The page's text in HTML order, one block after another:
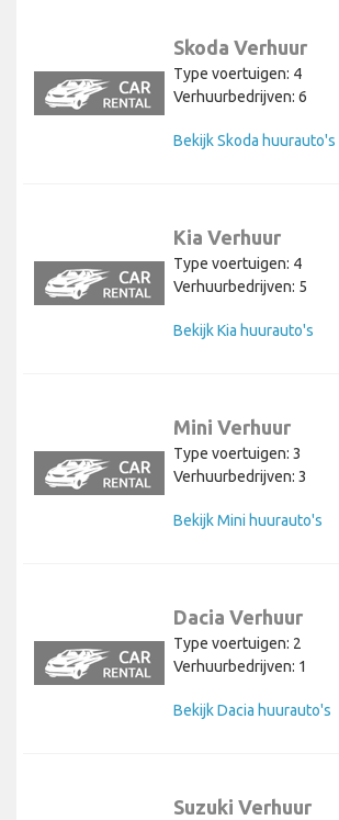
Skoda Verhuur
Type voertuigen: 4
Verhuurbedrijven: 6
Bekijk Skoda huurauto's
Kia Verhuur
Type voertuigen: 4
Verhuurbedrijven: 5
Bekijk Kia huurauto's
Mini Verhuur
Type voertuigen: 3
Verhuurbedrijven: 3
Bekijk Mini huurauto's
Dacia Verhuur
Type voertuigen: 2
Verhuurbedrijven: 1
Bekijk Dacia huurauto's
Suzuki Verhuur